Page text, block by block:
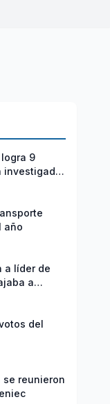
9
investigado
año
a líder de
a
del
se reunieron